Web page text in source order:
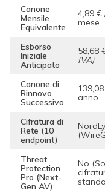
Canone
Mensile
Equivalente
4,89 €
mese
Esborso
Iniziale
Anticipato
58,68
IVA)
Canone di
Rinnovo
Successivo
anno
Cifratura di
Rete (10
endpoint)
Threat
Protection
Pro (Next-
Gen AV)
No